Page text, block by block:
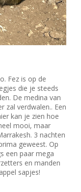
Fez is op de
die je steeds
De medina van
zal verdwalen.. Een
kan je zien hoe
mooi, maar
3 nachten
geweest. Op
een paar mega
en manden
sapjes!